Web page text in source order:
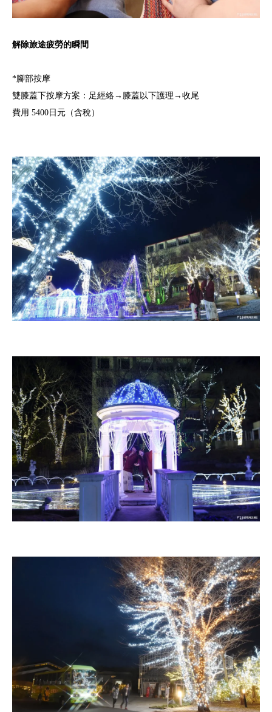
解除旅途疲勞的瞬間
*腳部按摩
雙膝蓋下按摩方案：足經絡→膝蓋以下護理→收尾
費用 5400日元（含稅）